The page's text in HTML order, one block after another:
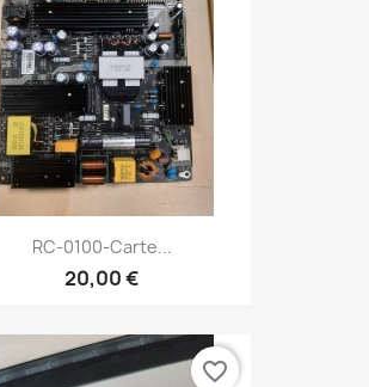
RC-0100-Carte...
20,00 €
favorite_border